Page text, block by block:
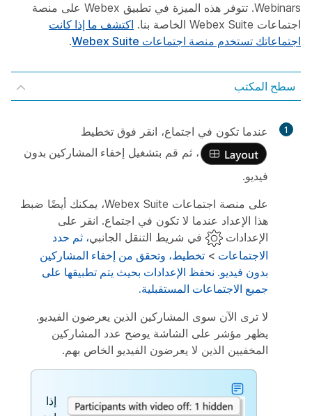
Webinars. تتوفر هذه الميزة في تطبيق Webex على منصة
اجتماعات Webex Suite الخاصة بنا.
اكتشف ما إذا كانت
اجتماعاتك تستخدم منصة اجتماعات Webex Suite
.
سطح المكتب
1 عندما تكون في اجتماع، انقر فوق تخطيط
، ثم قم بتشغيل إخفاء المشاركين بدون
فيديو.
على منصة اجتماعات Webex Suite، يمكنك أيضًا ضبط
هذا الإعداد عندما لا تكون في اجتماع. انقر على
الإعدادات
في شريط التنقل الجانبي، ثم حدد
الاجتماعات > تخطيط، وتحقق من إخفاء المشاركين
بدون فيديو. نحفظ الإعدادات بحيث يتم تطبيقها على
جميع الاجتماعات المستقبلية.
لا ترى الآن سوى المشاركين الذين يعرضون الفيديو.
يظهر مؤشر على الشاشة يوضح عدد المشاركين
المخفيين الذين لا يعرضون الفيديو الخاص بهم.
إذا